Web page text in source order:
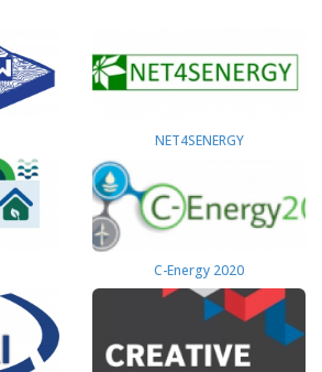
NET4SENERGY
C-Energy 2020